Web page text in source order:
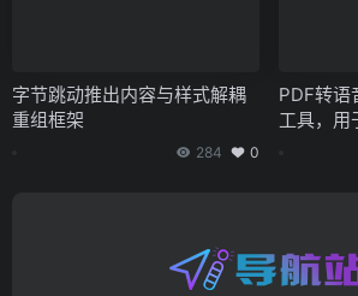
字节跳动推出内容与样式解耦
重组框架
284 0
PDF转语
工具，用